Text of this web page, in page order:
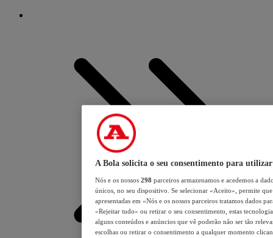
A Bola solicita o seu consentimento para utilizar
Nós e os nossos 298 parceiros armazenamos e acedemos a
únicos, no seu dispositivo. Se selecionar «Aceito», permite
apresentadas em «Nós e os nossos parceiros tratamos dados
«Rejeitar tudo» ou retirar o seu consentimento, estas
alguns conteúdos e anúncios que vê poderão não ser tão
escolhas ou retirar o consentimento a qualquer momento